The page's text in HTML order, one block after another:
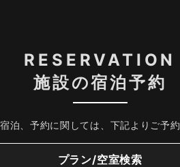
RESERVATION
施設の宿泊予約
泊、予約に関しては、下記よりご予約
プラン/空室検索